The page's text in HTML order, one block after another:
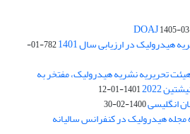
1405-
در ارزیابی سال 1401
782-01-
تحریریه نشریه هیدرولیک، مفتخر به
2022
1401-01-12
انگلیسی1400-02-30
مجله هیدرولیک در کنفرانس سالیانه